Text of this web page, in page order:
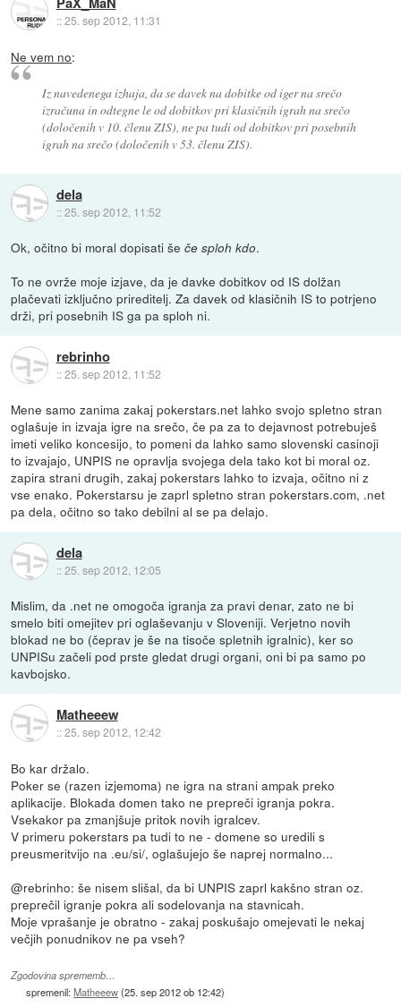
::25. sep 2012, 11:31
Ne vem no:
Iz navedenega izhaja, da se davek na dobitke od iger na srečo
izračuna in odtegne le od dobitkov pri klasičnih igrah na srečo
(določenih v 10. členu ZIS), ne pa tudi od dobitkov pri posebnih
igrah na srečo (določenih v 53. členu ZIS).
dela
::25. sep 2012, 11:52
Ok, očitno bi moral dopisati šeče sploh kdo.
To ne ovrže moje izjave, da je davke dobitkov od IS dolžan
plačevati izključno prireditelj. Za davek od klasičnih IS to potrjeno
drži, pri posebnih IS ga pa sploh ni.
rebrinho
::25. sep 2012, 11:52
Mene samo zanima zakaj pokerstars.net lahko svojo spletno stran
oglašuje in izvaja igre na srečo, če pa za to dejavnost potrebuješ
imeti veliko koncesijo, to pomeni da lahko samo slovenski casinoji
to izvajajo, UNPIS ne opravlja svojega dela tako kot bi moral oz.
zapira strani drugih, zakaj pokerstars lahko to izvaja, očitno ni z
vse enako. Pokerstarsu je zaprl spletno stran pokerstars.com, .net
pa dela, očitno so tako debilni al se pa delajo.
dela
::25. sep 2012, 12:05
Mislim, da .net ne omogoča igranja za pravi denar, zato ne bi
smelo biti omejitev pri oglaševanju v Sloveniji. Verjetno novih
blokad ne bo (čeprav je še na tisoče spletnih igralnic), ker so
UNPISu začeli pod prste gledat drugi organi, oni bi pa samo po
kavbojsko.
Matheeew
::25. sep 2012, 12:42
Bo kar držalo.
Poker se (razen izjemoma) ne igra na strani ampak preko
aplikacije. Blokada domen tako ne prepreči igranja pokra.
Vsekakor pa zmanjšuje pritok novih igralcev.
V primeru pokerstars pa tudi to ne - domene so uredili s
preusmeritvijo na .eu/si/, oglašujejo še naprej normalno...
@rebrinho: še nisem slišal, da bi UNPIS zaprl kakšno stran oz.
preprečil igranje pokra ali sodelovanja na stavnicah.
Moje vprašanje je obratno - zakaj poskušajo omejevati le nekaj
večjih ponudnikov ne pa vseh?
Zgodovina sprememb…
spremenil:Matheeew(25. sep 2012 ob 12:42)